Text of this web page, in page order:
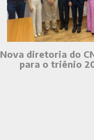
Nova diretoria do
para o triênio